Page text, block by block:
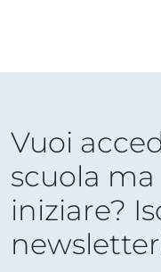
Vuoi
scuola
iniziare?